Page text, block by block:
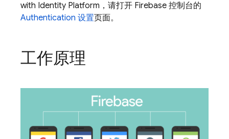
with Identity Platform ，请打开 Firebase 控制台的
Authentication 设置页面。
工作原理